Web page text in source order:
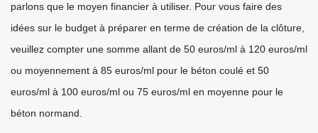
parlons que le moyen financier à utiliser. Pour vous faire des
idées sur le budget à préparer en terme de création de la clôture,
veuillez compter une somme allant de 50 euros/ml à 120 euros/ml
ou moyennement à 85 euros/ml pour le béton coulé et 50
euros/ml à 100 euros/ml ou 75 euros/ml en moyenne pour le
béton normand.